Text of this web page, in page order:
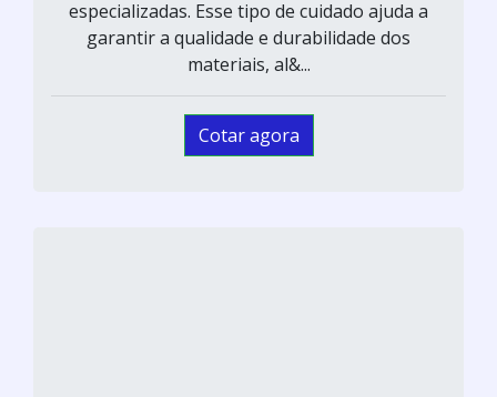
especializadas. Esse tipo de cuidado ajuda a
garantir a qualidade e durabilidade dos
materiais, al&...
Cotar agora